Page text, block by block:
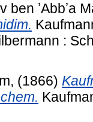
ben ʼAbbʼa
:
(1866)